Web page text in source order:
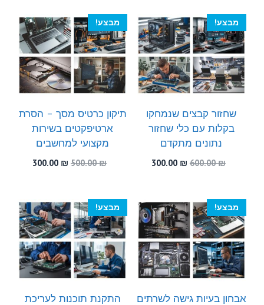
550.00 ₪.
300.00 ₪.
מבצע!
שחזור קבצים שנמחקו
בקלות עם כלי שחזור
נתונים מתקדם
600.00₪
המחיר
600.00 ₪.
300.00 ₪
300.00 ₪.
מבצע!
תיקון כרטיס מסך – הסרת
ארטיפקטים בשירות
מקצועי למחשבים
500.00₪
המחיר
500.00 ₪.
300.00 ₪
המחיר
300.00 ₪.
מבצע!
אבחון בעיות גישה לשרתים
מבצע!
התקנת תוכנות לעריכת